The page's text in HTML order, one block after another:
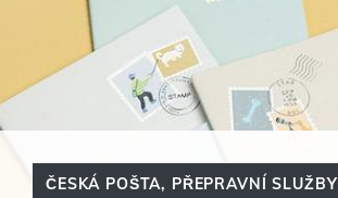
ČESKÁ POŠTA, PŘEPRAVNÍ SLUŽBY